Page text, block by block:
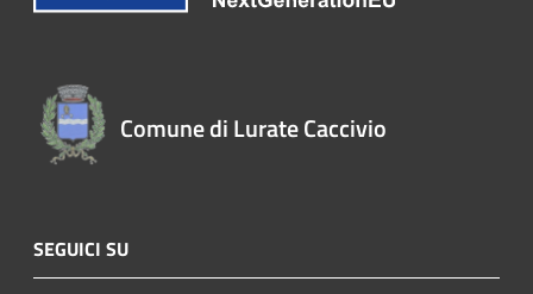
Comune di Lurate Caccivio
SEGUICI SU